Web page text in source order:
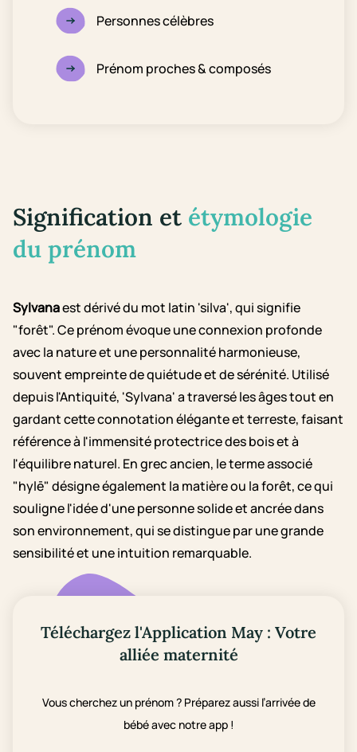
Personnes célèbres
Prénom proches & composés
Signification et étymologie
du prénom
Sylvanaest dérivé du mot latin 'silva', qui signifie
"forêt". Ce prénom évoque une connexion profonde
avec la nature et une personnalité harmonieuse,
souvent empreinte de quiétude et de sérénité. Utilisé
depuis l'Antiquité, 'Sylvana' a traversé les âges tout en
gardant cette connotation élégante et terreste, faisant
référence à l'immensité protectrice des bois et à
l'équilibre naturel. En grec ancien, le terme associé
"hylē" désigne également la matière ou la forêt, ce qui
souligne l'idée d'une personne solide et ancrée dans
son environnement, qui se distingue par une grande
sensibilité et une intuition remarquable.
Téléchargez l'Application May : Votre
alliée maternité
Vous cherchez un prénom ? Préparez aussi l’arrivée de
bébé avec notre app !